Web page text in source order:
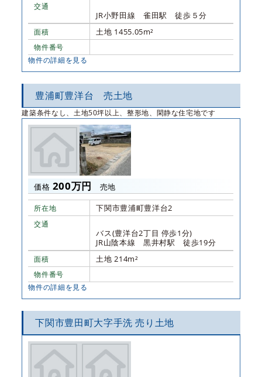
交通
JR小野田線 雀田駅 徒歩５分
面積 土地 1455.05m²
物件番号
物件の詳細を見る
豊浦町豊洋台 売土地
建築条件なし、土地50坪以上、整形地、閑静な住宅地です
価格 200万円 売地
所在地 下関市豊浦町豊洋台2
交通
バス(豊洋台2丁目 停歩1分)
JR山陰本線 黒井村駅 徒歩19分
面積 土地 214m²
物件番号
物件の詳細を見る
下関市豊田町大字手洗 売り土地